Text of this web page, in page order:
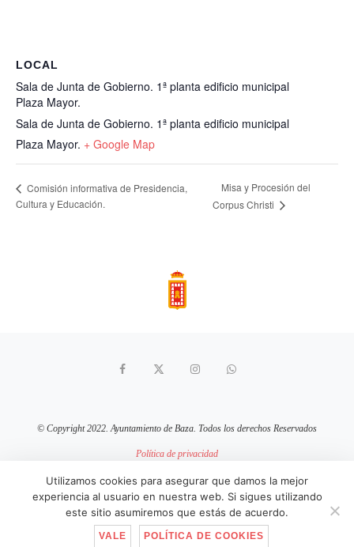
LOCAL
Sala de Junta de Gobierno. 1ª planta edificio municipal
Plaza Mayor.
Sala de Junta de Gobierno. 1ª planta edificio municipal
Plaza Mayor. + Google Map
Comisión informativa de Presidencia,
Cultura y Educación.
Misa y Procesión del
Corpus Christi
© Copyright 2022. Ayuntamiento de Baza. Todos los derechos Reservados
Política de privacidad
Política de cookies
sitio web mantenido por pixelcero.com
IR ARRIBA
Utilizamos cookies para asegurar que damos la mejor
experiencia al usuario en nuestra web. Si sigues utilizando
este sitio asumiremos que estás de acuerdo.
VALE POLÍTICA DE COOKIES